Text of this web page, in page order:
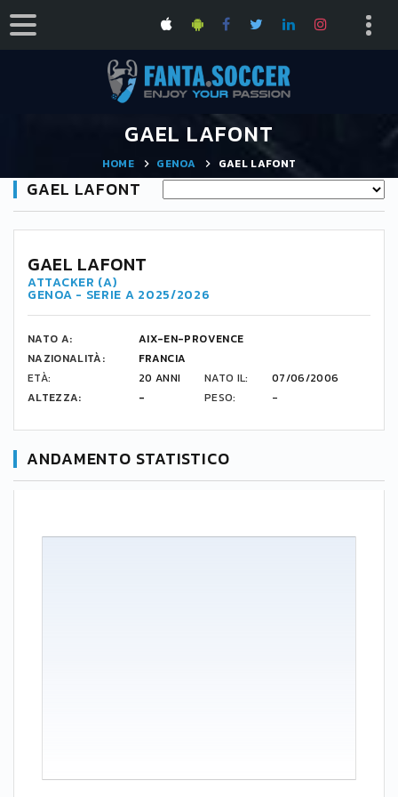
GAEL LAFONT
HOME GENOA GAEL LAFONT
GAEL LAFONT
75
GAEL LAFONT
ATTACKER (A)
GENOA - SERIE A 2025/2026
NATO A:
AIX-EN-PROVENCE
NAZIONALITÀ:
FRANCIA
ETÀ:
20 ANNI NATO IL:
07/06/2006
ALTEZZA:
- PESO: -
ANDAMENTO STATISTICO